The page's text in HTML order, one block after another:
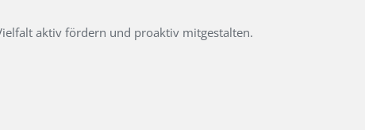
aktiv fördern und proaktiv mitgestalten.